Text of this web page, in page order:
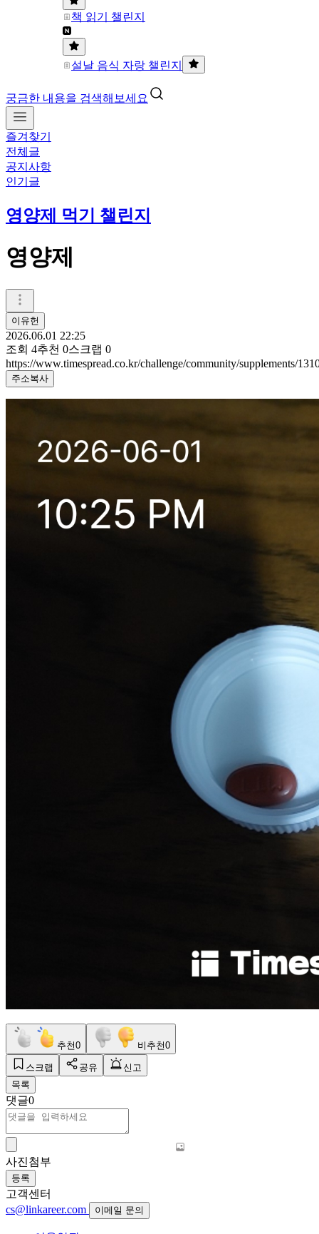
책 읽기 챌린지
설날 음식 자랑 챌린지
궁금한 내용을 검색해보세요
즐겨찾기
전체글
공지사항
인기글
영양제 먹기 챌린지
영양제
이유헌
2026.06.01 22:25
조회 4추천 0스크랩 0
https://www.timespread.co.kr/challenge/community/supplements/
주소복사
추천0 비추천0
스크랩 공유
신고
목록
댓글0
사진첨부
등록
고객센터
cs@linkareer.com
이메일 문의